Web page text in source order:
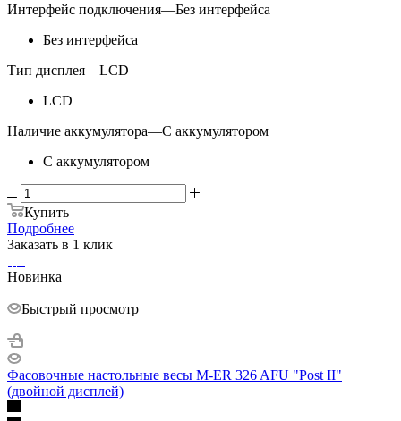
Интерфейс подключения—Без интерфейса
Без интерфейса
Тип дисплея—LCD
LCD
Наличие аккумулятора—С аккумулятором
С аккумулятором
Купить
Подробнее
Заказать в 1 клик
Новинка
Быстрый просмотр
Фасовочные настольные весы M-ER 326 AFU "Post II"
(двойной дисплей)